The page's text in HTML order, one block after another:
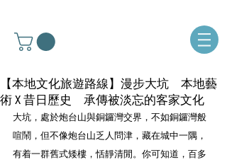
【本地文化旅遊路線】漫步大坑 本地藝
術 X 昔日歷史 承傳被淡忘的客家文化
大坑，處於炮台山與銅鑼灣交界，不如銅鑼灣般
喧鬧，但不像炮台山乏人問津，藏在城中一隅，
有着一群舊式矮樓，恬靜清閒。你可知道，百多